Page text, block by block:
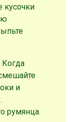
кусочки
Когда
и
румянца.